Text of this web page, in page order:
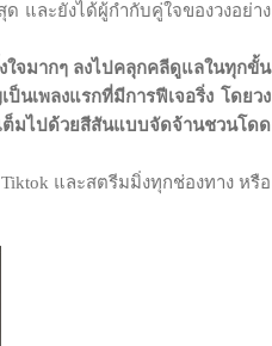
และยังได้ผู้กำกับคู่ใจของวงอย่าง
ใจมากๆ ลงไปคลุกคลีดูแลในทุกขั้น
นเพลงแรกที่มีการฟีเจอริ่ง โดยวง
มไปด้วยสีสันแบบจัดจ้านชวนโดด
Tiktok และสตรีมมิ่งทุกช่องทาง หรือ